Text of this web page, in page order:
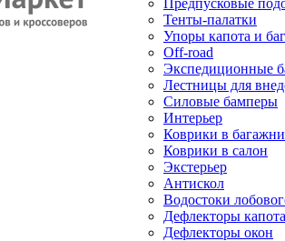
Предпусковые
Тенты-палатки
Упоры капота и
Off-road
Экспедиционные
Лестницы для
Силовые бамперы
Интерьер
Коврики в
Коврики в салон
Экстерьер
Антискол
Водостоки
Дефлекторы капота
Дефлекторы окон